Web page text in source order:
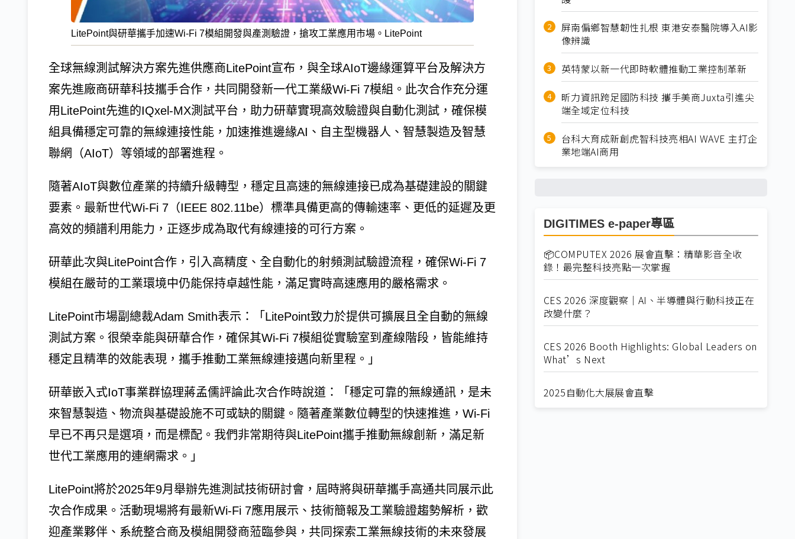
LitePoint與研華攜手加速Wi-Fi 7模組開發與產測驗證，搶攻工業應用市場。LitePoint
全球無線測試解決方案先進供應商LitePoint宣布，與全球AIoT邊緣運算平台及解決方
案先進廠商研華科技攜手合作，共同開發新一代工業級Wi-Fi 7模組。此次合作充分運
用LitePoint先進的IQxel-MX測試平台，助力研華實現高效驗證與自動化測試，確保模
組具備穩定可靠的無線連接性能，加速推進邊緣AI、自主型機器人、智慧製造及智慧
聯網（AIoT）等領域的部署進程。
隨著AIoT與數位產業的持續升級轉型，穩定且高速的無線連接已成為基礎建設的關鍵
要素。最新世代Wi-Fi 7（IEEE 802.11be）標準具備更高的傳輸速率、更低的延遲及更
高效的頻譜利用能力，正逐步成為取代有線連接的可行方案。
研華此次與LitePoint合作，引入高精度、全自動化的射頻測試驗證流程，確保Wi-Fi 7
模組在嚴苛的工業環境中仍能保持卓越性能，滿足實時高速應用的嚴格需求。
LitePoint市場副總裁Adam Smith表示：「LitePoint致力於提供可擴展且全自動的無線
測試方案。很榮幸能與研華合作，確保其Wi-Fi 7模組從實驗室到產線階段，皆能維持
穩定且精準的效能表現，攜手推動工業無線連接邁向新里程。」
研華嵌入式IoT事業群協理蔣孟儒評論此次合作時說道：「穩定可靠的無線通訊，是未
來智慧製造、物流與基礎設施不可或缺的關鍵。隨著產業數位轉型的快速推進，Wi-Fi
早已不再只是選項，而是標配。我們非常期待與LitePoint攜手推動無線創新，滿足新
世代工業應用的連網需求。」
LitePoint將於2025年9月舉辦先進測試技術研討會，屆時將與研華攜手高通共同展示此
次合作成果。活動現場將有最新Wi-Fi 7應用展示、技術簡報及工業驗證趨勢解析，歡
迎產業夥伴、系統整合商及模組開發商蒞臨參與，共同探索工業無線技術的未來發展
屏南偏鄉智慧韌性扎根 東港安泰醫院導入AI影
像辨識
英特蒙以新一代即時軟體推動工業控制革新
昕力資訊跨足國防科技 攜手美商Juxta引進尖
端全域定位科技
台科大育成新創虎智科技亮相AI WAVE 主打企
業地端AI商用
DIGITIMES e-paper專區
📦COMPUTEX 2026 展會直擊：精華影音全收
錄！最完整科技亮點一次掌握
CES 2026 深度觀察｜AI、半導體與行動科技正在
改變什麼？
CES 2026 Booth Highlights: Global Leaders on
What’s Next
2025自動化大展展會直擊